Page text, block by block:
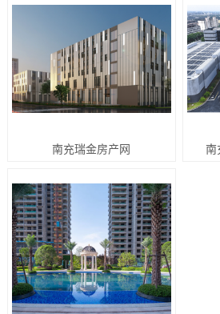
南充瑞金房产网 南